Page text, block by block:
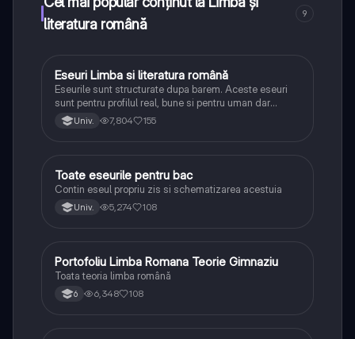
literatura română
9
Limba și literatura română
Eseuri Limba si literatura română
Eseurile sunt structurate dupa barem. Aceste eseuri
sunt pentru profilul real, bune si pentru uman dar
lipsesc relatiile dintre personaje si caracrerizarile.
Univ. 7,804 155
Limba și literatura română
Toate eseurile pentru bac
Contin eseul propriu zis si schematizarea acestuia
Univ. 5,274 108
Limba și literatura română
Portofoliu Limba Romana Teorie Gimnaziu
Toata teoria limba română
6 6,348 108